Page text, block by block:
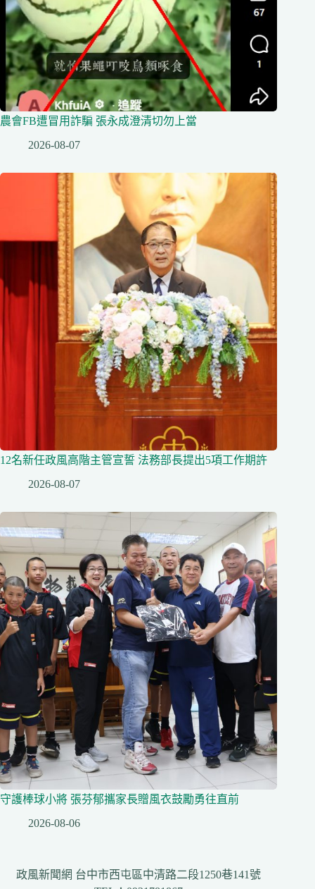
農會FB遭冒用詐騙 張永成澄清切勿上當
2026-08-07
12名新任政風高階主管宣誓 法務部長提出5項工作期許
2026-08-07
守護棒球小將 張芬郁攜家長贈風衣鼓勵勇往直前
2026-08-06
政風新聞網 台中市西屯區中清路二段1250巷141號